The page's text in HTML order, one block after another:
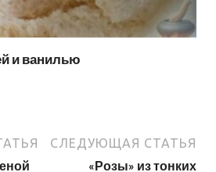
и ванилью
СЛЕДУЮЩАЯ СТАТЬЯ
«Розы» из тонких